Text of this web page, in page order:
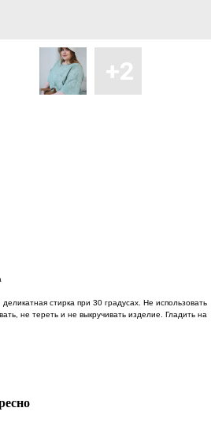
деликатная стирка при 30 градусах. Не использовать
не тереть и не выкручивать изделие. Гладить на